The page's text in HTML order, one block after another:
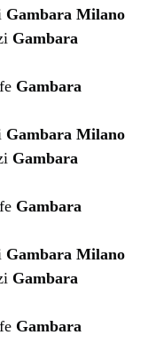
Gambara Milano
Gambara
Gambara
Gambara Milano
Gambara
Gambara
Gambara Milano
Gambara
Gambara